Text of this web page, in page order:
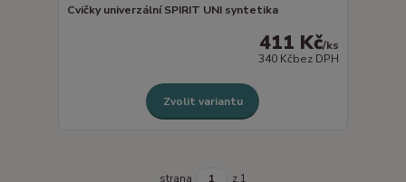
Cvičky univerzální SPIRIT UNI syntetika
411 Kč/ks
340 Kčbez DPH
Zvolit variantu
strana z 1